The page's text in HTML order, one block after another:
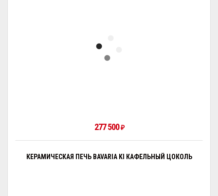
277 500₽
КЕРАМИЧЕСКАЯ ПЕЧЬ BAVARIA KI КАФЕЛЬНЫЙ ЦОКОЛЬ